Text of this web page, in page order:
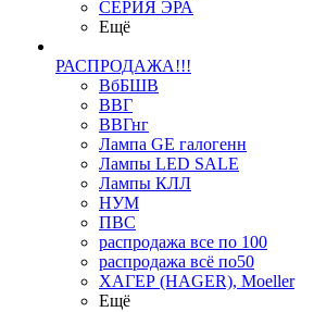
СЕРИЯ ЭРА
Ещё
РАСПРОДАЖА!!!
ВбБШВ
ВВГ
ВВГнг
Лампа GE галогенн
Лампы LED SALE
Лампы КЛЛ
НУМ
ПВС
распродажа все по 100
распродажа всё по50
ХАГЕР (HAGER), Moeller
Ещё